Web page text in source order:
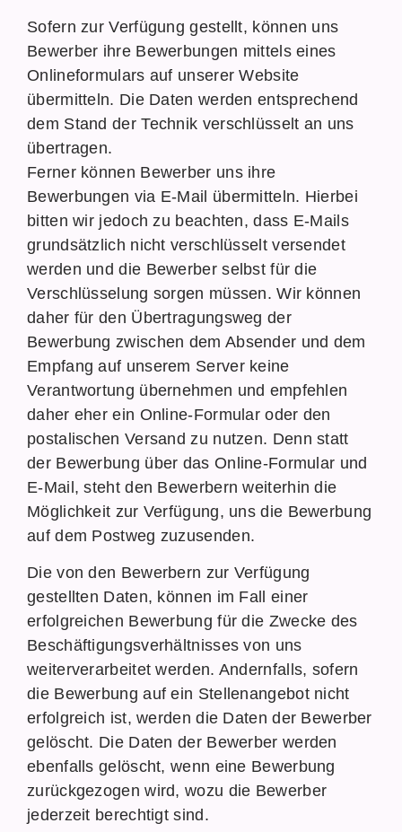
Sofern zur Verfügung gestellt, können uns
Bewerber ihre Bewerbungen mittels eines
Onlineformulars auf unserer Website
übermitteln. Die Daten werden entsprechend
dem Stand der Technik verschlüsselt an uns
übertragen.
Ferner können Bewerber uns ihre
Bewerbungen via E-Mail übermitteln. Hierbei
bitten wir jedoch zu beachten, dass E-Mails
grundsätzlich nicht verschlüsselt versendet
werden und die Bewerber selbst für die
Verschlüsselung sorgen müssen. Wir können
daher für den Übertragungsweg der
Bewerbung zwischen dem Absender und dem
Empfang auf unserem Server keine
Verantwortung übernehmen und empfehlen
daher eher ein Online-Formular oder den
postalischen Versand zu nutzen. Denn statt
der Bewerbung über das Online-Formular und
E-Mail, steht den Bewerbern weiterhin die
Möglichkeit zur Verfügung, uns die Bewerbung
auf dem Postweg zuzusenden.
Die von den Bewerbern zur Verfügung
gestellten Daten, können im Fall einer
erfolgreichen Bewerbung für die Zwecke des
Beschäftigungsverhältnisses von uns
weiterverarbeitet werden. Andernfalls, sofern
die Bewerbung auf ein Stellenangebot nicht
erfolgreich ist, werden die Daten der Bewerber
gelöscht. Die Daten der Bewerber werden
ebenfalls gelöscht, wenn eine Bewerbung
zurückgezogen wird, wozu die Bewerber
jederzeit berechtigt sind.